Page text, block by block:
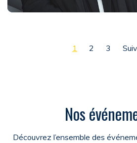
Pagination des
1 2 3
Nos
Découvrez l’ensemble des